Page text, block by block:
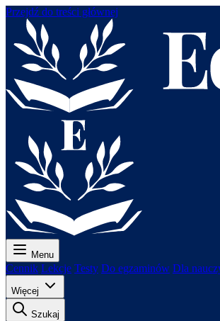
Przejdź do treści głównej
Menu
Cennik Lekcje Testy Do egzaminów Dla
Więcej
Szukaj